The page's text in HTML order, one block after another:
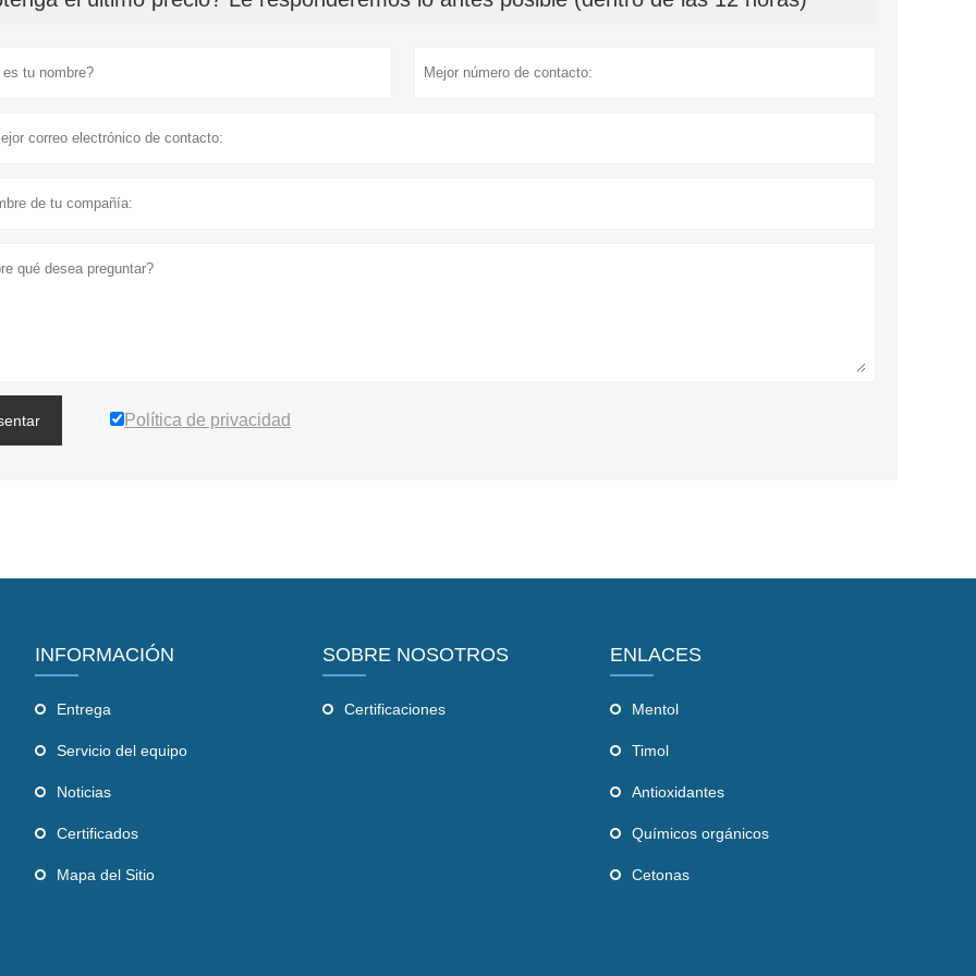
Política de privacidad
INFORMACIÓN
Entrega
Servicio del equipo
Noticias
Certificados
Mapa del Sitio
SOBRE NOSOTROS
Certificaciones
ENLACES
Mentol
Timol
Antioxidantes
Químicos orgánicos
Cetonas